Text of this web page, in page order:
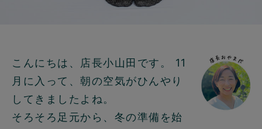
こんにちは、店長小山田です。 11
月に入って、朝の空気がひんやり
してきましたよね。
そろそろ足元から、冬の準備を始